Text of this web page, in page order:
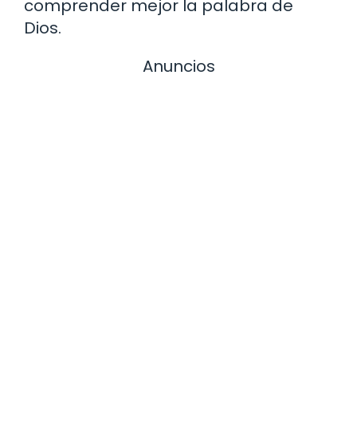
comprender mejor la palabra de
Dios.
Anuncios